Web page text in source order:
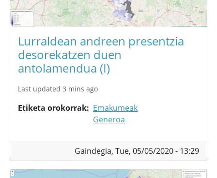
Lurraldean andreen presentzia
desorekatzen duen
antolamendua (I)
Last updated 3 mins ago
Etiketa orokorrak
Emakumeak
Generoa
Gaindegia, Tue, 05/05/2020 - 13:29